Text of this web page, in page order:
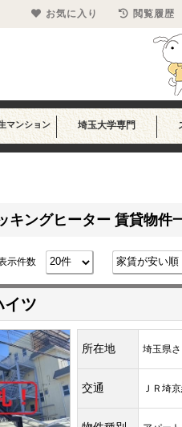
マンション 埼玉大学専門
キングヒーター 賃貸物件
示件数
イツ
所在地 埼玉県
交通 ＪＲ埼
お気に入り 閲覧履歴